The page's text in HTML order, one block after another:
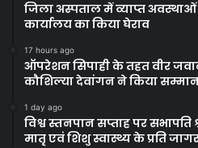
जिला अस्पताल में व्याप्त
कार्यालय का किया घेराव
17 hours ago
ऑपरेशन सिपाही के तहत वीर
कौशिल्या देवांगन ने किया
1 day ago
विश्व स्तनपान सप्ताह पर
मातृ एवं शिशु स्वास्थ्य के प्रति